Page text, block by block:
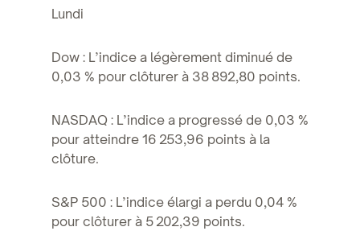
Lundi
Dow : L’indice a légèrement diminué de
0,03 % pour clôturer à 38 892,80 points.
NASDAQ : L’indice a progressé de 0,03 %
pour atteindre 16 253,96 points à la
clôture.
S&P 500 : L’indice élargi a perdu 0,04 %
pour clôturer à 5 202,39 points.